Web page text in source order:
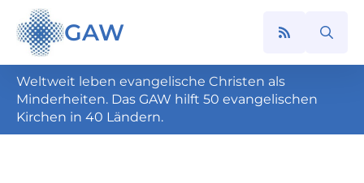
GAW
Search
Weltweit leben evangelische Christen als
Minderheiten. Das GAW hilft 50 evangelischen
Kirchen in 40 Ländern.